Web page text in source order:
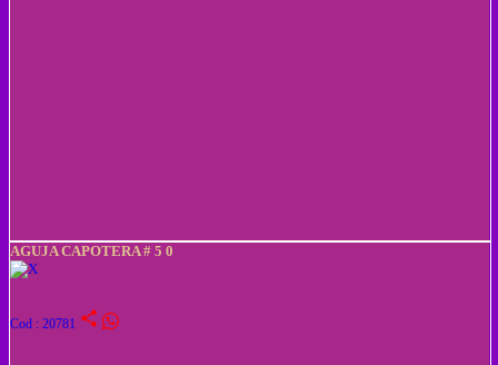
AGUJA CAPOTERA # 5 0
Cod : 20781 share